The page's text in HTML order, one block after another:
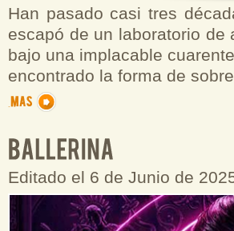
Han pasado casi tres
escapó de un laboratorio
bajo una implacable
encontrado la forma de
Editado el 6 de Junio de